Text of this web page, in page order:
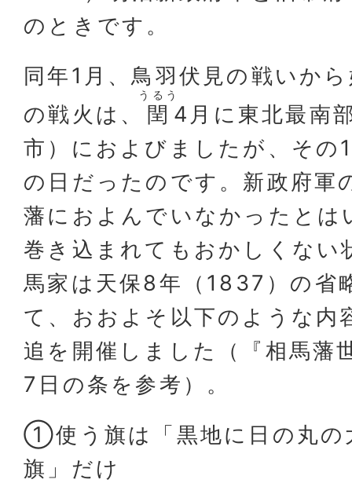
のときです。
同年1月、鳥羽伏見の戦いか
の戦火は、
閏
うるう
4月に東北最南
市）におよびましたが、その
の日だったのです。新政府軍
藩におよんでいなかったとは
巻き込まれてもおかしくない
馬家は天保8年（1837）の省
て、おおよそ以下のような内
追を開催しました（『相馬藩
7日の条を参考）。
①使う旗は「黒地に日の丸の
旗」だけ